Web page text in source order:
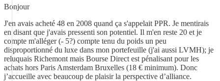
Bonjour
J'en avais acheté 48 en 2008 quand ça s'appelait PPR. Je mentirais
en disant que j'avais pressenti son potentiel. Il m'en reste 20 et je
compte m'alléger (- 5?) compte tenu du poids un peu
disproportionné du luxe dans mon portefeuille (j'ai aussi LVMH); je
reluquais Richemont mais Bourse Direct est pénalisant pour les
achats hors Paris Amsterdam Bruxelles (18 € minimum). Donc
j’accueille avec beaucoup de plaisir la perspective d’alliance.